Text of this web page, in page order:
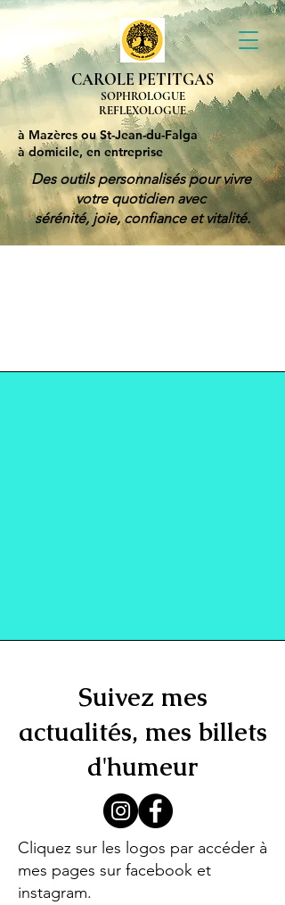
CAROLE PETITGAS
SOPHROLOGUE
REFLEXOLOGUE
à Mazères ou St-Jean-du-Falga
à domicile, en entreprise
Des outils personnalisés pour vivre
votre quotidien avec
sérénité, joie, confiance et vitalité.
Suivez mes
actualités, mes billets
d'humeur
Cliquez sur les logos par accéder à
mes pages sur facebook et
instagram.